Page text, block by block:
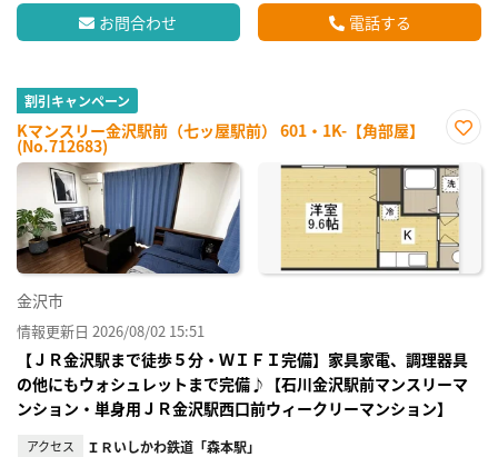
お問合わせ 電話する
割引キャンペーン
Kマンスリー金沢駅前（七ッ屋駅前） 601・1K-【角部屋】
(No.712683)
に入
り登
録
金沢市
情報更新日 2026/08/02 15:51
【ＪＲ金沢駅まで徒歩５分・ＷＩＦＩ完備】家具家電、調理器具
の他にもウォシュレットまで完備♪【石川金沢駅前マンスリーマ
ンション・単身用ＪＲ金沢駅西口前ウィークリーマンション】
アクセス ＩＲいしかわ鉄道「森本駅」